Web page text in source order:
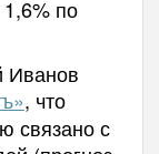
1,6% по
Иванов
, что
связано с